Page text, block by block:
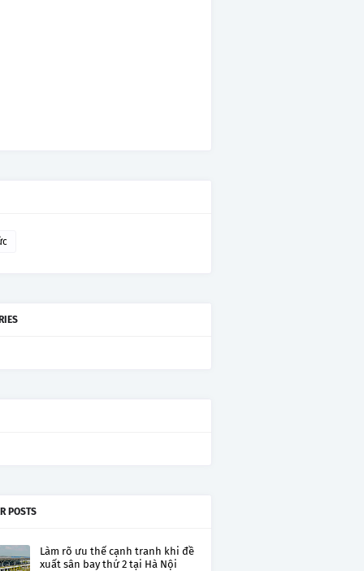
POSTS
Làm rõ ưu thế cạnh tranh khi đề
xuất sân bay thứ 2 tại Hà Nội